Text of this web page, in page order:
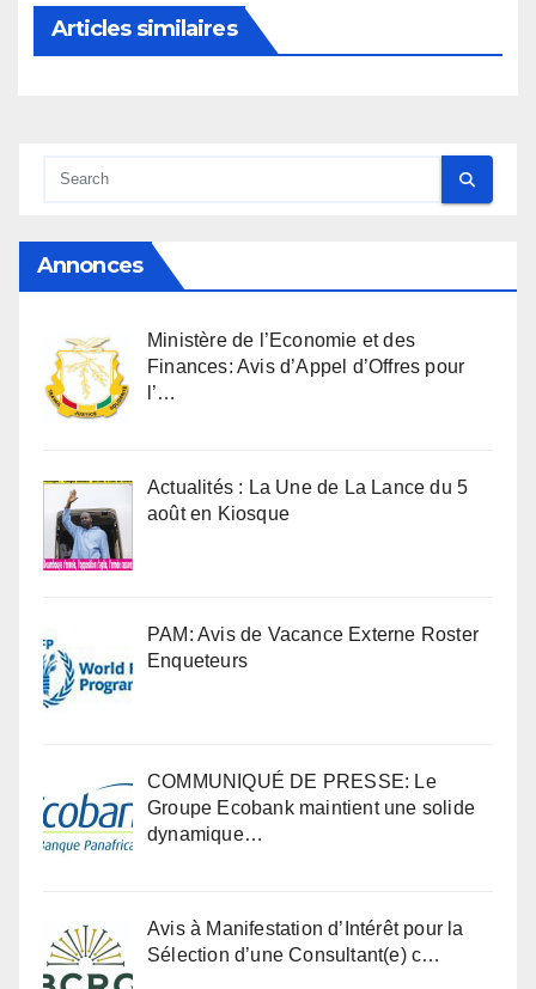
Articles similaires
Annonces
Ministère de l’Economie et des
Finances: Avis d’Appel d’Offres pour
l’…
Actualités : La Une de La Lance du 5
août en Kiosque
PAM: Avis de Vacance Externe Roster
Enqueteurs
COMMUNIQUÉ DE PRESSE: Le
Groupe Ecobank maintient une solide
dynamique…
Avis à Manifestation d’Intérêt pour la
Sélection d’une Consultant(e) c…